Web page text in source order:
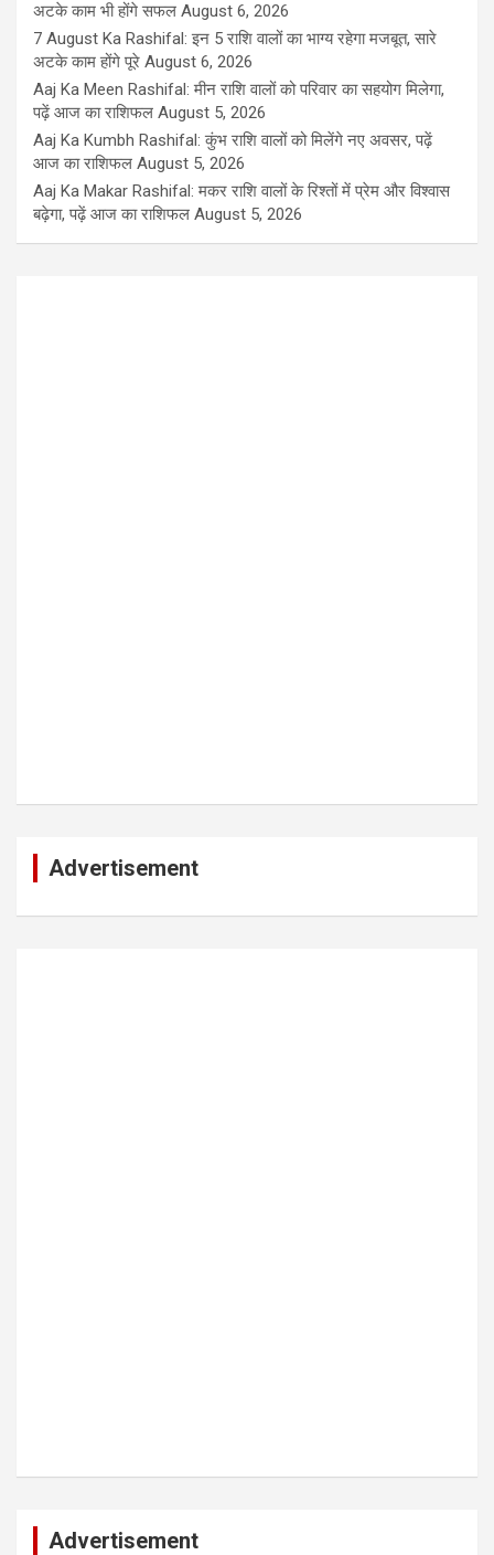
अटके काम भी होंगे सफल August 6, 2026
7 August Ka Rashifal: इन 5 राशि वालों का भाग्य रहेगा मजबूत, सारे
अटके काम होंगे पूरे August 6, 2026
Aaj Ka Meen Rashifal: मीन राशि वालों को परिवार का सहयोग मिलेगा,
पढ़ें आज का राशिफल August 5, 2026
Aaj Ka Kumbh Rashifal: कुंभ राशि वालों को मिलेंगे नए अवसर, पढ़ें
आज का राशिफल August 5, 2026
Aaj Ka Makar Rashifal: मकर राशि वालों के रिश्तों में प्रेम और विश्वास
बढ़ेगा, पढ़ें आज का राशिफल August 5, 2026
Advertisement
Advertisement